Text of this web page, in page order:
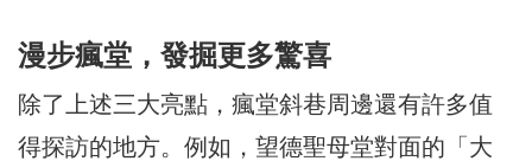
漫步瘋堂，發掘更多驚喜
除了上述三大亮點，瘋堂斜巷周邊還有許多值
得探訪的地方。例如，望德聖母堂對面的「大